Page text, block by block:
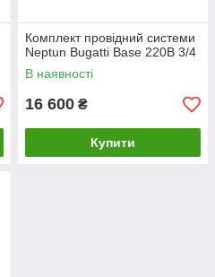
Комплект провідний системи
Neptun Bugatti Base 220B 3/4
В наявності
16 600 ₴
Купити